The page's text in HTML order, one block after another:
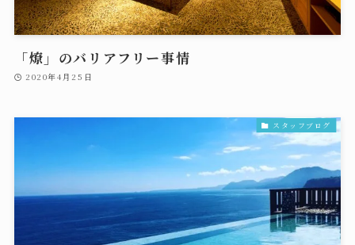
「燎」のバリアフリー事情
2020年4月25日
スタッフブログ